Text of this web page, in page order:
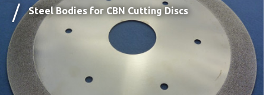
Steel Bodies for CBN Cutting Discs